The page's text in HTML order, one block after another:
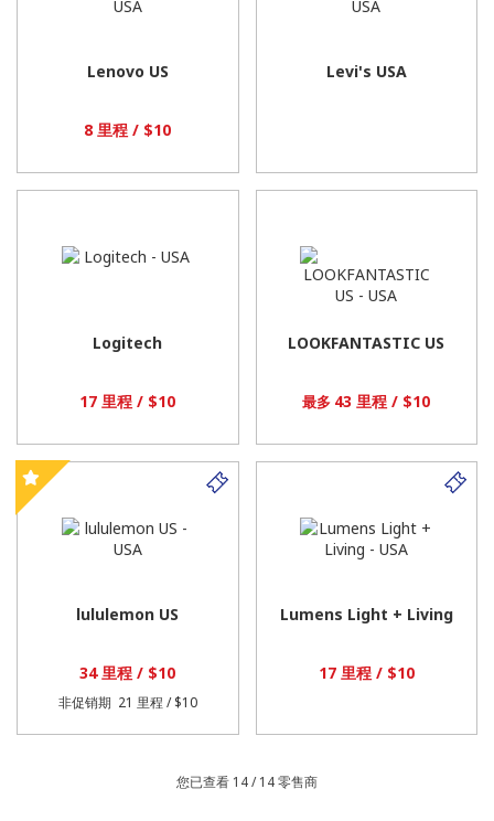
Lenovo US
8 里程 / $10
Levi's USA
Logitech
17 里程 / $10
LOOKFANTASTIC US
最多43 里程 / $10
lululemon US
34 里程 / $10
非促销期 21 里程 / $10
Lumens Light + Living
17 里程 / $10
您已查看 14 /14零售商